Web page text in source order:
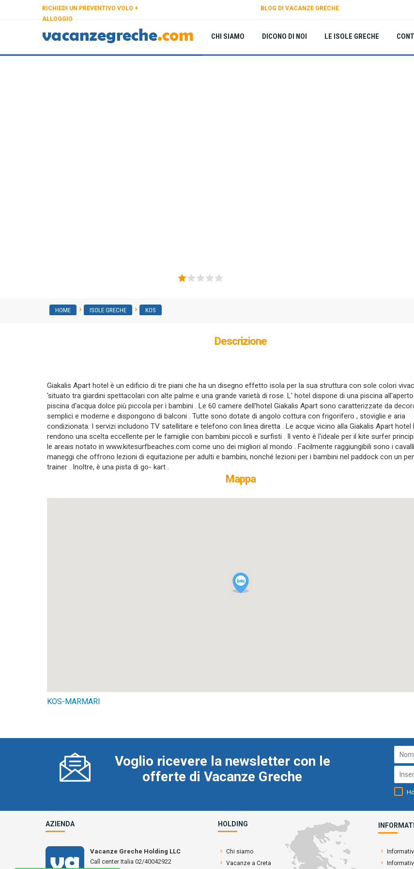
RICHIEDI UN PREVENTIVO VOLO +
ALLOGGIO
BLOG DI VACANZE GRECHE
CHI SIAMO DICONO DI NOI LE ISOLE GRECHE
HOME ISOLE GRECHE KOS
Descrizione
Giakalis Apart hotel è un edificio di tre piani che ha un disegno effetto isola per la sua struttura con sole colori
'situato tra giardini spettacolari con alte palme e una grande varietà di rose. L' hotel dispone di una piscina
piscina d'acqua dolce più piccola per i bambini . Le 60 camere dell'hotel Giakalis Apart sono caratterizzate da
semplici e moderne e dispongono di balconi . Tutte sono dotate di angolo cottura con frigorifero , stoviglie e aria
condizionata. I servizi includono TV satellitare e telefono con linea diretta . Le acque vicino alla Giakalis Apart hotel
rendono una scelta eccellente per le famiglie con bambini piccoli e surfisti . Il vento è l'ideale per il kite surfer
le areais notato in www.kitesurfbeaches.com come uno dei migliori al mondo . Facilmente raggiungibili sono i cavalli
maneggi che offrono lezioni di equitazione per adulti e bambini, nonché lezioni per i bambini nel paddock con un
trainer . Inoltre, è una pista di go- kart .
Mappa
KOS-MARMARI
Voglio ricevere la newsletter con le
offerte di Vacanze Greche
AZIENDA HOLDING
Vacanze Greche Holding LLC
Call center Italia 02/40042922
Chi siamo
Vacanze a Creta